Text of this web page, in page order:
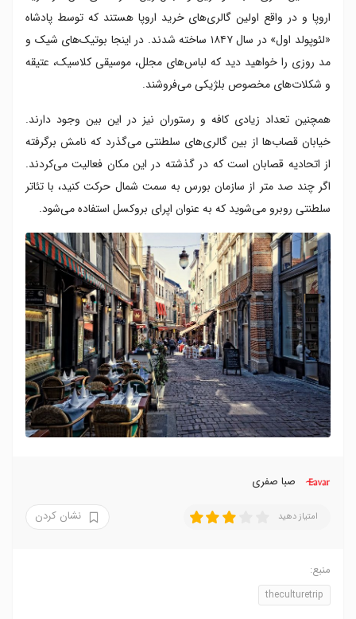
اروپا و در واقع اولین گالری‌های خرید اروپا هستند که توسط پادشاه
«لئوپولد اول» در سال ۱۸۴۷ ساخته شدند. در اینجا بوتیک‌های شیک و
مد روزی را خواهید دید که لباس‌های مجلل، موسیقی کلاسیک، عتیقه
و شکلات‌های مخصوص بلژیکی می‌فروشند.
همچنین تعداد زیادی کافه و رستوران نیز در این بین وجود دارند.
خیابان قصاب‌ها از بین گالری‌های سلطنتی می‌گذرد که نامش برگرفته
از اتحادیه قصابان است که در گذشته در این مکان فعالیت می‌کردند.
اگر چند صد متر از سازمان بورس به سمت شمال حرکت کنید، با تئاتر
سلطنتی روبرو می‌شوید که به عنوان اپرای بروکسل استفاده می‌شود.
صبا صفری
امتیاز دهید نشان کردن
منبع:
theculturetrip